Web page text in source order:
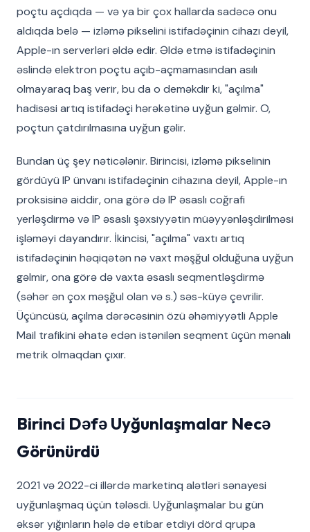
poçtu açdıqda — və ya bir çox hallarda sadəcə onu
aldıqda belə — izləmə pikselini istifadəçinin cihazı deyil,
Apple-ın serverləri əldə edir. Əldə etmə istifadəçinin
əslində elektron poçtu açıb-açmamasından asılı
olmayaraq baş verir, bu da o deməkdir ki, "açılma"
hadisəsi artıq istifadəçi hərəkətinə uyğun gəlmir. O,
poçtun çatdırılmasına uyğun gəlir.
Bundan üç şey nəticələnir. Birincisi, izləmə pikselinin
gördüyü IP ünvanı istifadəçinin cihazına deyil, Apple-ın
proksisinə aiddir, ona görə də IP əsaslı coğrafi
yerləşdirmə və IP əsaslı şəxsiyyətin müəyyənləşdirilməsi
işləməyi dayandırır. İkincisi, "açılma" vaxtı artıq
istifadəçinin həqiqətən nə vaxt məşğul olduğuna uyğun
gəlmir, ona görə də vaxta əsaslı seqmentləşdirmə
(səhər ən çox məşğul olan və s.) səs-küyə çevrilir.
Üçüncüsü, açılma dərəcəsinin özü əhəmiyyətli Apple
Mail trafikini əhatə edən istənilən seqment üçün mənalı
metrik olmaqdan çıxır.
Birinci Dəfə Uyğunlaşmalar Necə
Görünürdü
2021 və 2022-ci illərdə marketinq alətləri sənayesi
uyğunlaşmaq üçün tələsdi. Uyğunlaşmalar bu gün
əksər yığınların hələ də etibar etdiyi dörd qrupa